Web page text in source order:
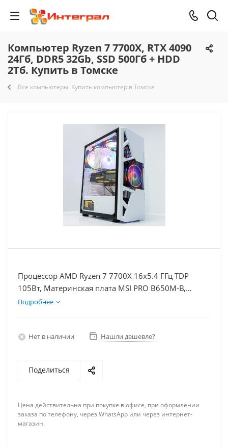
Компьютер Ryzen 7 7700X, RTX 4090
24Гб, DDR5 32Gb, SSD 500Гб + HDD
2Тб. Купить в Томске
Все компьютеры. Купить компьютер в Томске
Процессор AMD Ryzen 7 7700X 16x5.4 ГГц TDP
105Вт, Материнская плата MSI PRO B650M-B,
Видеокарта RTX 4090 24Гб, Память DDR5 32Gb,
Подробнее
Нет в наличии Нашли дешевле?
Поделиться
Цена действительна при покупке в офисе, при оформлении
заказа по телефону, через WhatsApp или через интернет-
магазин.